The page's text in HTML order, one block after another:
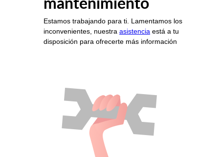
mantenimiento
Estamos trabajando para ti. Lamentamos los
inconvenientes, nuestra asistencia está a tu
disposición para ofrecerte más información